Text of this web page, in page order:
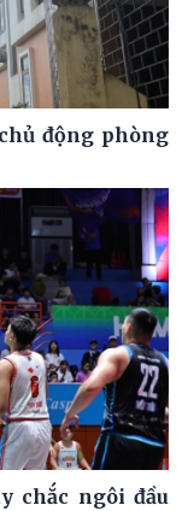
động phòng
chắc ngôi đầu